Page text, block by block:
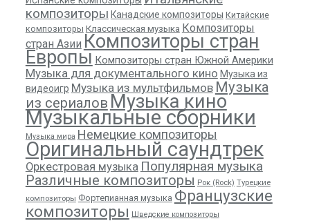
композиторы Канадские композиторы Китайские
композиторы Классическая музыка Композиторы
стран Азии Композиторы стран
Европы Композиторы стран Южной Америки
Музыка для документального кино Музыка из
видеоигр Музыка из мультфильмов Музыка
из сериалов Музыка кино
Музыкальные сборники
Музыка мира Немецкие композиторы
Оригинальный саундтрек
Оркестровая музыка Популярная музыка
Различные композиторы Рок (Rock) Турецкие
композиторы Фортепианная музыка Французские
композиторы Шведские композиторы